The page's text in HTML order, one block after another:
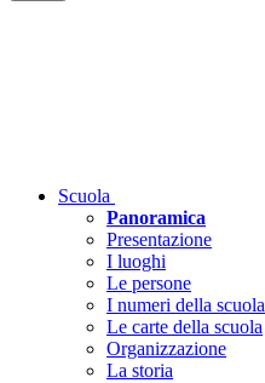
Scuola
Panoramica
Presentazione
I luoghi
Le persone
I numeri della scuola
Le carte della scuola
Organizzazione
La storia